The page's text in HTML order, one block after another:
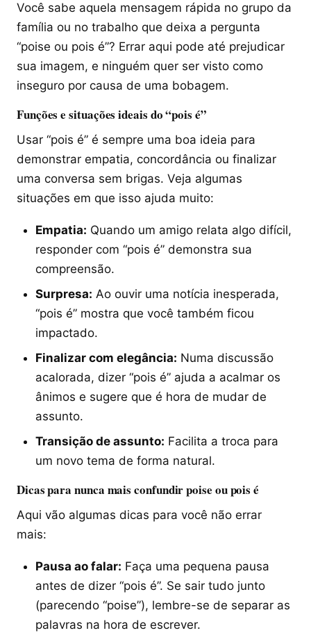
Você sabe aquela mensagem rápida no grupo da
família ou no trabalho que deixa a pergunta
“poise ou pois é”? Errar aqui pode até prejudicar
sua imagem, e ninguém quer ser visto como
inseguro por causa de uma bobagem.
Funções e situações ideais do “pois é”
Usar “pois é” é sempre uma boa ideia para
demonstrar empatia, concordância ou finalizar
uma conversa sem brigas. Veja algumas
situações em que isso ajuda muito:
Empatia: Quando um amigo relata algo difícil,
responder com “pois é” demonstra sua
compreensão.
Surpresa: Ao ouvir uma notícia inesperada,
“pois é” mostra que você também ficou
impactado.
Finalizar com elegância: Numa discussão
acalorada, dizer “pois é” ajuda a acalmar os
ânimos e sugere que é hora de mudar de
assunto.
Transição de assunto: Facilita a troca para
um novo tema de forma natural.
Dicas para nunca mais confundir poise ou pois é
Aqui vão algumas dicas para você não errar
mais:
Pausa ao falar: Faça uma pequena pausa
antes de dizer “pois é”. Se sair tudo junto
(parecendo “poise”), lembre-se de separar as
palavras na hora de escrever.